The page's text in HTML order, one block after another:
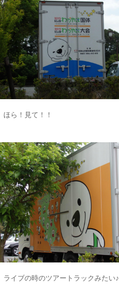
ほら！見て！！
ライブの時のツアートラックみたい♪